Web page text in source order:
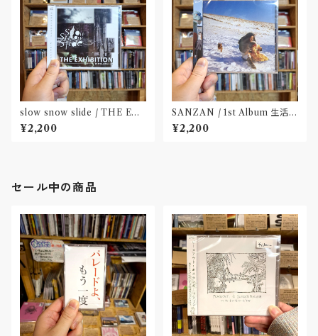
slow snow slide / THE EX
HIBITION(CD)〝山形県酒田
市〟
¥2,200
SANZAN / 1st Album 生活の
名残(CD)〝静岡県三島市〟
¥2,200
セール中の商品